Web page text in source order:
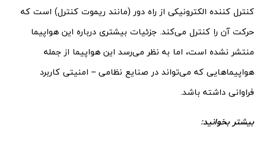
کنترل کننده الکترونیکی از راه دور (مانند ریموت کنترل) است که
حرکت آن را کنترل می‌کند. جزئیات بیشتری درباره این هواپیما
منتشر نشده است، اما به نظر می‌رسد این هواپیما از جمله
هواپیما‌هایی که می‌تواند در صنایع نظامی – امنیتی کاربرد
فراوانی داشته باشد.
بیشتر بخوانید: